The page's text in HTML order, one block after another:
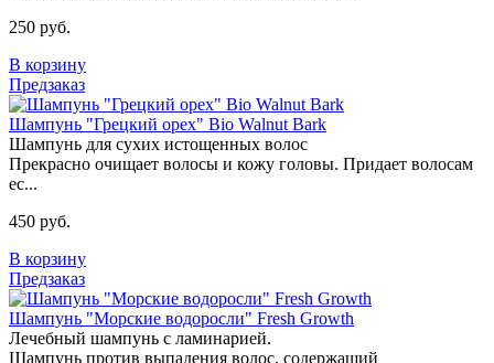
250 руб.
В корзину
Предзаказ
Шампунь "Грецкий орех" Bio Walnut Bark
Шампунь для сухих истощенных волос
Прекрасно очищает волосы и кожу головы. Придает волосам
ес...
450 руб.
В корзину
Предзаказ
Шампунь "Морские водоросли" Fresh Growth
Лечебный шампунь с ламинарией.
Шампунь против выпадения волос, содержащий